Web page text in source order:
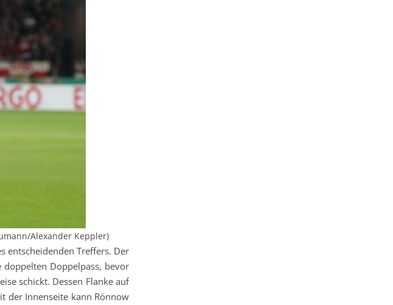
Alexander Keppler)
entscheidenden Treffers. Der
Doppelpass, bevor
schickt. Dessen Flanke auf
der Innenseite kann Rönnow